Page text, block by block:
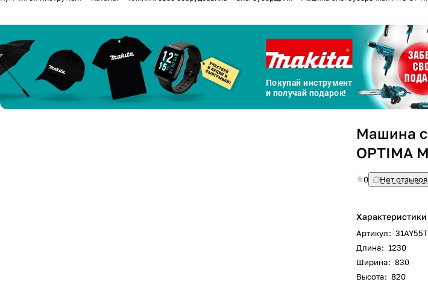
Машина
OPTIMA
0 Нет отзывов
Характеристики
Артикул:
Длина: 1230
Ширина: 830
Высота: 820
на частибез
График платежей
Добавляйте товарыв
Оплачивайте сегодня только
% картой любого банка